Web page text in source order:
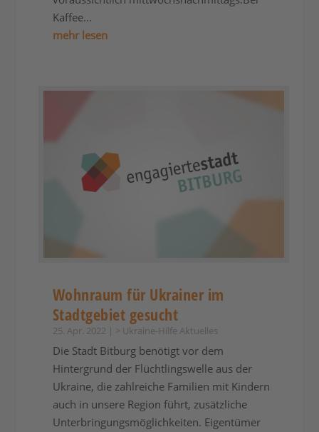
Kaffee...
mehr lesen
Wohnraum für Ukrainer im
Stadtgebiet gesucht
25. Apr. 2022 | > Ukraine-Hilfe Aktuelles
Die Stadt Bitburg benötigt vor dem
Hintergrund der Flüchtlingswelle aus der
Ukraine, die zahlreiche Familien mit Kindern
auch in unsere Region führt, zusätzliche
Unterbringungsmöglichkeiten. Eigentümer